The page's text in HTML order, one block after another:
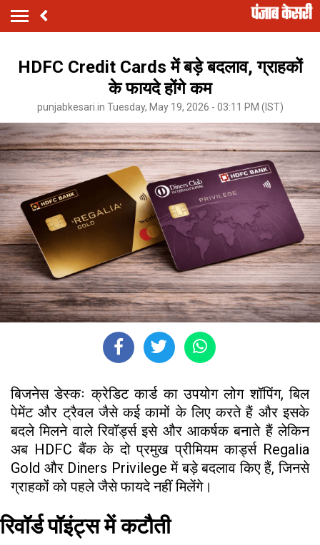
HDFC Credit Cards में बड़े बदलाव, ग्राहकों
के फायदे होंगे कम
punjabkesari.in Tuesday, May 19, 2026 - 03:11 PM (IST)
बिजनेस डेस्कः क्रेडिट कार्ड का उपयोग लोग शॉपिंग, बिल
पेमेंट और ट्रैवल जैसे कई कामों के लिए करते हैं और इसके
बदले मिलने वाले रिवॉर्ड्स इसे और आकर्षक बनाते हैं लेकिन
अब HDFC बैंक के दो प्रमुख प्रीमियम कार्ड्स Regalia
Gold और Diners Privilege में बड़े बदलाव किए हैं, जिनसे
ग्राहकों को पहले जैसे फायदे नहीं मिलेंगे।
रिवॉर्ड पॉइंट्स में कटौती